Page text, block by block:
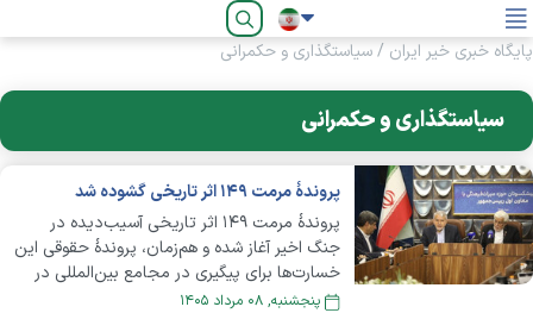
فارسی
پایگاه خبری خیر ایران /سیاستگذاری و حکمرانی
سیاستگذاری و حکمرانی
پروندهٔ مرمت ۱۴۹ اثر تاریخی گشوده شد
پروندهٔ مرمت ۱۴۹ اثر تاریخی آسیب‌دیده در
جنگ اخیر آغاز شده و هم‌زمان، پروندهٔ حقوقی این
خسارت‌ها برای پیگیری در مجامع بین‌المللی در
دستور کار قرار گرفته است؛ اقدامی که با اتکا به
پنجشنبه, ۰۸ مرداد ۱۴۰۵